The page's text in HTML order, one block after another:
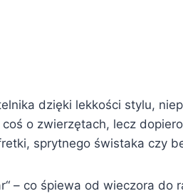
dzięki lekkości stylu,
o zwierzętach, lecz
sprytnego świstaka czy
– co śpiewa od wieczora